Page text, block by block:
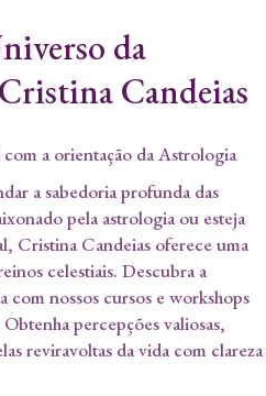
da
Candeias
a orientação da Astrologia
a sabedoria profunda das
pela astrologia ou esteja
Cristina Candeias oferece uma
celestiais. Descubra a
com nossos cursos e workshops
percepções valiosas,
reviravoltas da vida com clareza